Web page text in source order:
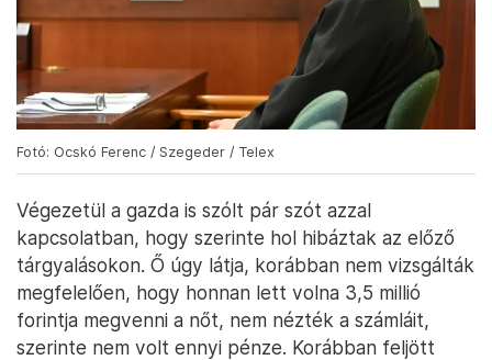
Fotó: Ocskó Ferenc / Szegeder / Telex
Végezetül a gazda is szólt pár szót azzal
kapcsolatban, hogy szerinte hol hibáztak az előző
tárgyalásokon. Ő úgy látja, korábban nem vizsgálták
megfelelően, hogy honnan lett volna 3,5 millió
forintja megvenni a nőt, nem nézték a számláit,
szerinte nem volt ennyi pénze. Korábban feljött